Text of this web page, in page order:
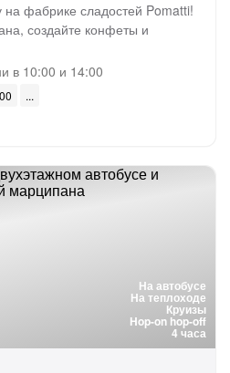
на фабрике сладостей Pomatti!
создайте конфеты и
в 10:00 и 14:00
На автобусе
На теплоходе
Круизы
Hop-on hop-off
4 часа